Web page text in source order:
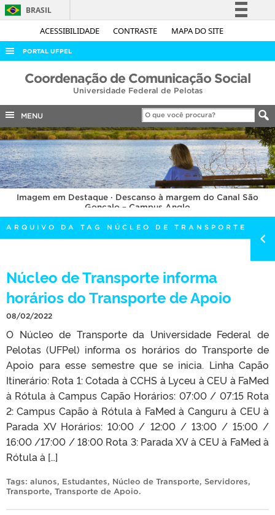
ACESSIBILIDADE CONTRASTE MAPA DO SITE
BRASIL
Simplifique!
Acesso à informação
Legislação
Canais
PORTAL UFPEL
ACESSO À INFORMAÇÃO
COBALTO
CONCURSOS
EDITAIS
INTERNACIONAL
OUVIDORIA
PORTARIAS
TELEFONES
Coordenação de Comunicação Social
Universidade Federal de Pelotas
MENU
Imagem em Destaque · Descanso à margem do Canal São
Gonçalo – Campus Anglo
ARQUIVO DA TAG NÚCLEO DE TRANSPORTE
Núcleo de Transporte informa
horários do Transporte de Apoio
08/02/2022
O Núcleo de Transporte da Universidade Federal de
Pelotas (UFPel) informa os horários do Transporte de
Apoio para esse semestre que se inicia. Linha Capão
Itinerário: Rota 1: Cotada à CCHS à Lyceu à CEU à FaMed
à Rótula à Campus Capão Horários: 07:00 / 07:15 Rota
2: Campus Capão à Rótula à FaMed à Canguru à CEU à
Parada XV Horários: 10:00 / 12:00 / 13:00 / 15:00 /
16:00 /17:00 / 18:00 Rota 3: Parada XV à CEU à FaMed à
Rótula à […]
Tags: alunos, Estudantes, Núcleo de Transporte, Servidores,
Transporte, Transporte de Apoio.